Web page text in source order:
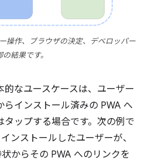
操作、ブラウザの決定、デベロッパー
の結果です。
なユースケースは、ユーザー
インストール済みの PWA へ
ップする場合です。次の例で
ンストールしたユーザーが、
からその PWA へのリンクを